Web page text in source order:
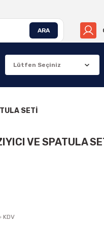
ARA
SETİ
VE SPATULA
KDV